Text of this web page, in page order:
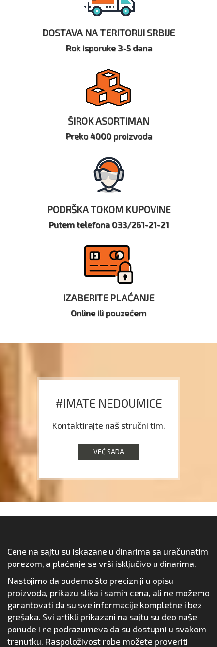
DOSTAVA NA TERITORIJI SRBIJE
Rok isporuke 3-5 dana
ŠIROK ASORTIMAN
Preko 4000 proizvoda
PODRŠKA TOKOM KUPOVINE
Putem telefona 033/261-21-21
IZABERITE PLAĆANJE
Online ili pouzećem
#IMATE NEDOUMICE
Kontaktirajte naš stručni tim.
VEĆ SADA
Cene na sajtu su iskazane u dinarima sa uračunatim
porezom, a plaćanje se vrši isključivo u dinarima.
Nastojimo da budemo što precizniji u opisu
proizvoda, prikazu slika i samih cena, ali ne možemo
garantovati da su sve informacije kompletne i bez
grešaka. Svi artikli prikazani na sajtu su deo naše
ponude i ne podrazumeva da su dostupni u svakom
trenutku. Raspoloživost robe možete proveriti